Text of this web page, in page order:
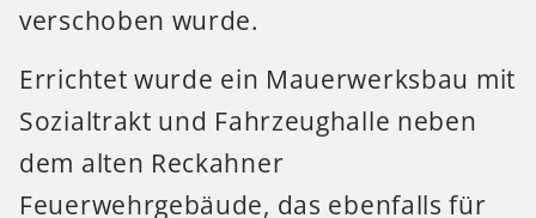
verschoben wurde.
Errichtet wurde ein Mauerwerksbau mit
Sozialtrakt und Fahrzeughalle neben
dem alten Reckahner
Feuerwehrgebäude, das ebenfalls für